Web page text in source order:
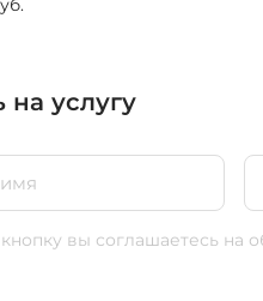
на услугу
вы соглашаетесь на